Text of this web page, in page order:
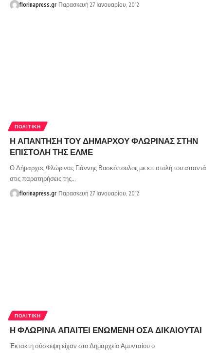
florinapress.gr Παρασκευή 27 Ιανουαρίου, 2012
ΠΟΛΙΤΙΚΉ
Η ΑΠΑΝΤΗΣΗ ΤΟΥ ΔΗΜΑΡΧΟΥ ΦΛΩΡΙΝΑΣ ΣΤΗΝ
ΕΠΙΣΤΟΛΗ ΤΗΣ ΕΛΜΕ
Ο Δήμαρχος Φλώρινας Γιάννης Βοσκόπουλος με επιστολή του απαντά
στις παρατηρήσεις της…
florinapress.gr Παρασκευή 27 Ιανουαρίου, 2012
ΠΟΛΙΤΙΚΉ
Η ΦΛΩΡΙΝΑ ΑΠΑΙΤΕΙ ΕΝΩΜΕΝΗ ΟΣΑ ΔΙΚΑΙΟΥΤΑΙ
Έκτακτη σύσκεψη είχαν στο Δημαρχείο Αμυνταίου ο